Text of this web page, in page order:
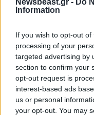
Newsbeast.gr - Do
Information
If you wish to opt-out
processing of your
targeted advertising by
section to confirm your
opt-out request is
interest-based ads
us or personal
your opt-out. You may
και τον Μπάμπη